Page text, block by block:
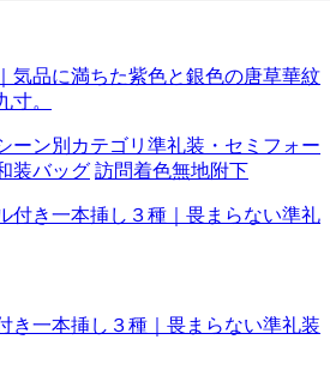
気品に満ちた紫色と銀色の唐草華紋
寸。
ーン別カテゴリ 準礼装・セミフォー
装バッグ 訪問着色無地附下
き一本挿し３種｜畏まらない準礼装